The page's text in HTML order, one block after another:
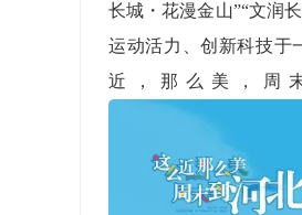
长城・花漫金山”“文润
运动活力、创新科技于
近，那么美，周